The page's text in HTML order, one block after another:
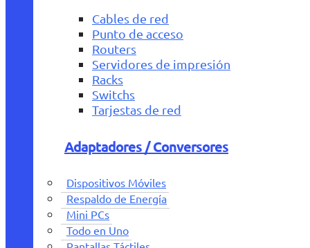
Cables de red
Punto de acceso
Routers
Servidores de impresión
Racks
Switchs
Tarjestas de red
Adaptadores / Conversores
Dispositivos Móviles
Respaldo de Energía
Mini PCs
Todo en Uno